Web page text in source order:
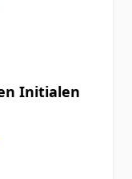
Initialen